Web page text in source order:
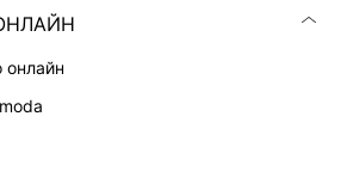
онлайн